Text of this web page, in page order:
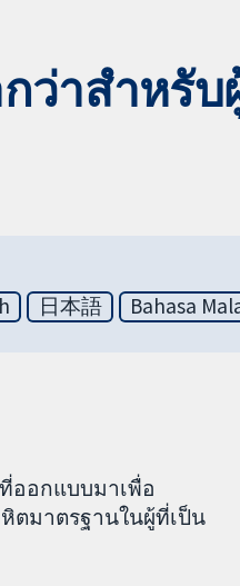
ว่าสำหรั
日本語 Bahasa
ออกแบบมาเพื่อ
ตมาตรฐานในผู้ที่เป็น